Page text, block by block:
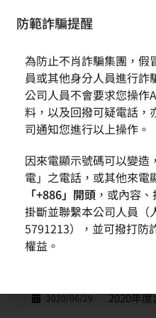
ESG消息
日期
2026/07/29 2025年
2025/07/22 2024年
2023/06/30 2023年
2023/06/30
2020/06/29 2020年
防範詐騙提醒
為防止不肖詐騙集團，假
員或其他身分人員進行
公司人員不會要求您操作
料，以及回撥可疑電話，
司通知您進行以上操作。
因來電顯示號碼可以變造
電」之電話，或其他來電
「+886」開頭 ，或內容
掛斷並聯繫本公司人員（
5791213），並可撥打防
權益。